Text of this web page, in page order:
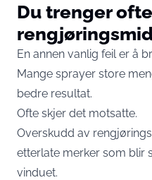
Du trenger
En annen vanlig feil er å
Mange sprayer store
bedre resultat.
Ofte skjer det motsatte.
Overskudd av
etterlate merker som blir
vinduet.